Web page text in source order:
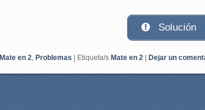
Solución
Mate en 2, Problemas Etiqueta/s Mate en 2 Dejar un